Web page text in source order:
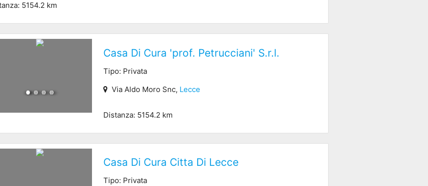
5154.2 km
Casa Di Cura 'prof. Petrucciani' S.r.l.
Tipo: Privata
Via Aldo Moro Snc, Lecce
Distanza: 5154.2 km
Casa Di Cura Citta Di Lecce
Tipo: Privata